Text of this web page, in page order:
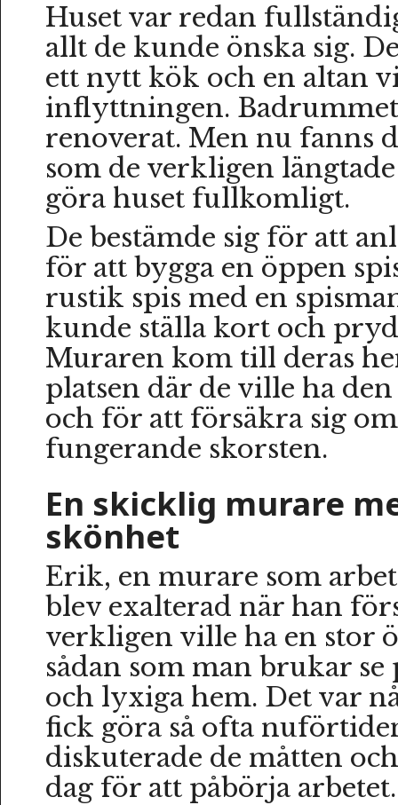
Huset var redan
allt de kunde önska sig.
ett nytt kök och en altan
inflyttningen. Badrummet
renoverat. Men nu fanns
som de verkligen
göra huset fullkomligt.
De bestämde sig för att
för att bygga en öppen
rustik spis med en
kunde ställa kort och
Muraren kom till deras
platsen där de ville ha
och för att försäkra sig
fungerande skorsten.
En skicklig murare
skönhet
Erik, en murare som
blev exalterad när han
verkligen ville ha en stor
sådan som man brukar se
och lyxiga hem. Det var
fick göra så ofta
diskuterade de måtten
dag för att påbörja arbetet.